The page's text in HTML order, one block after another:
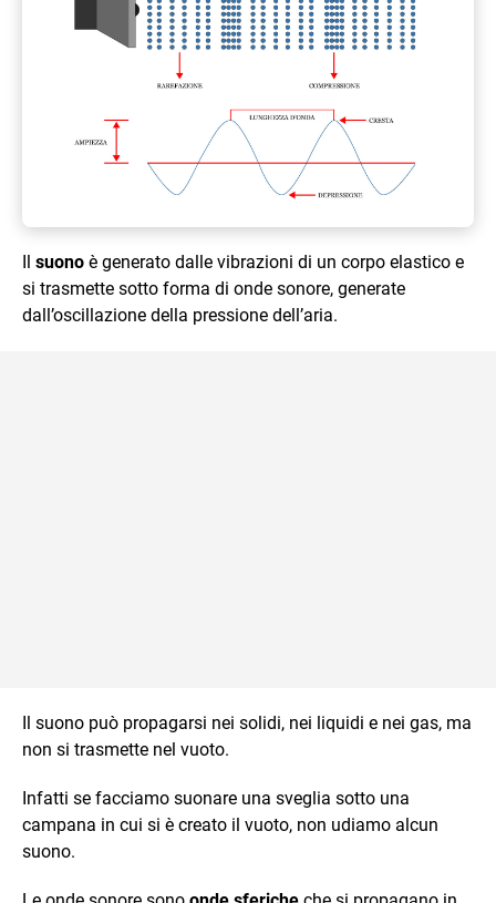
Il suono è generato dalle vibrazioni di un corpo elastico e
si trasmette sotto forma di onde sonore, generate
dall’oscillazione della pressione dell’aria.
Il suono può propagarsi nei solidi, nei liquidi e nei gas, ma
non si trasmette nel vuoto.
Infatti se facciamo suonare una sveglia sotto una
campana in cui si è creato il vuoto, non udiamo alcun
suono.